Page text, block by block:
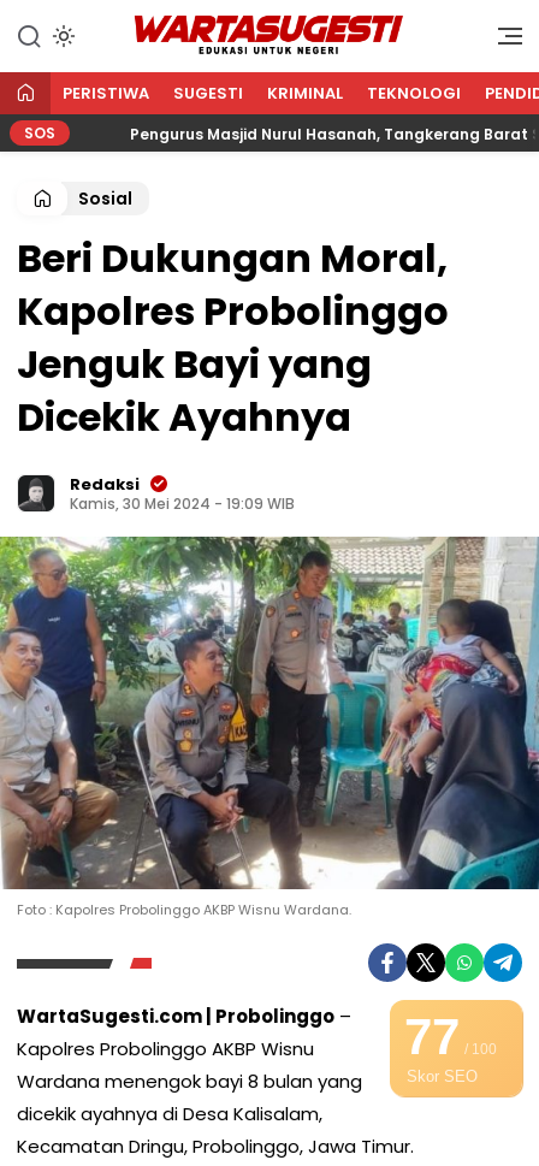
WARTA SUGESTI √ EDUKASI
Edukasi Untuk Negeri
PERISTIWA SUGESTI KRIMINAL TEKNOLOGI
SOS Pengurus Masjid Nurul Hasanah, Tangkerang Barat
Sosial
Beri Dukungan Moral,
Kapolres Probolinggo
Jenguk Bayi yang
Dicekik Ayahnya
Redaksi
Kamis, 30 Mei 2024 - 19:09 WIB
Foto : Kapolres Probolinggo AKBP Wisnu Wardana.
77/ 100
Skor SEO
WartaSugesti.com | Probolinggo –
Kapolres Probolinggo AKBP Wisnu
Wardana menengok bayi 8 bulan yang
dicekik ayahnya di Desa Kalisalam,
Kecamatan Dringu, Probolinggo, Jawa Timur.